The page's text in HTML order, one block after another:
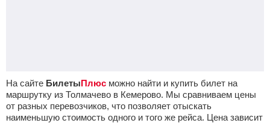
На сайте БилетыПлюс можно найти и купить билет на
маршрутку из Толмачево в Кемерово. Мы сравниваем цены
от разных перевозчиков, что позволяет отыскать
наименьшую стоимость одного и того же рейса. Цена зависит